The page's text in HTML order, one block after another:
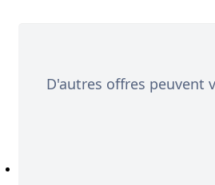
D'autres offres peuvent